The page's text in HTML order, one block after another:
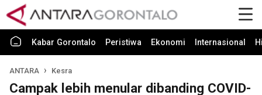
Kabar Gorontalo Peristiwa Ekonomi Internasional
ANTARA Kesra
Campak lebih menular dibanding COVID-